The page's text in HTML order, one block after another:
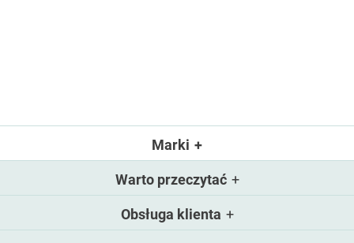
Marki
Warto przeczytać
Obsługa klienta